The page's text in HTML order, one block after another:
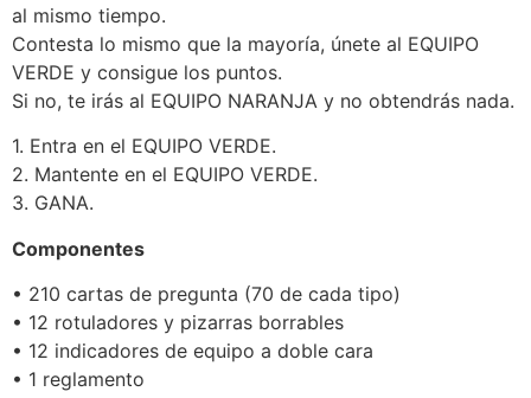
al mismo tiempo.
Contesta lo mismo que la mayoría, únete al EQUIPO
VERDE y consigue los puntos.
Si no, te irás al EQUIPO NARANJA y no obtendrás nada.
1. Entra en el EQUIPO VERDE.
2. Mantente en el EQUIPO VERDE.
3. GANA.
Componentes
• 210 cartas de pregunta (70 de cada tipo)
• 12 rotuladores y pizarras borrables
• 12 indicadores de equipo a doble cara
• 1 reglamento